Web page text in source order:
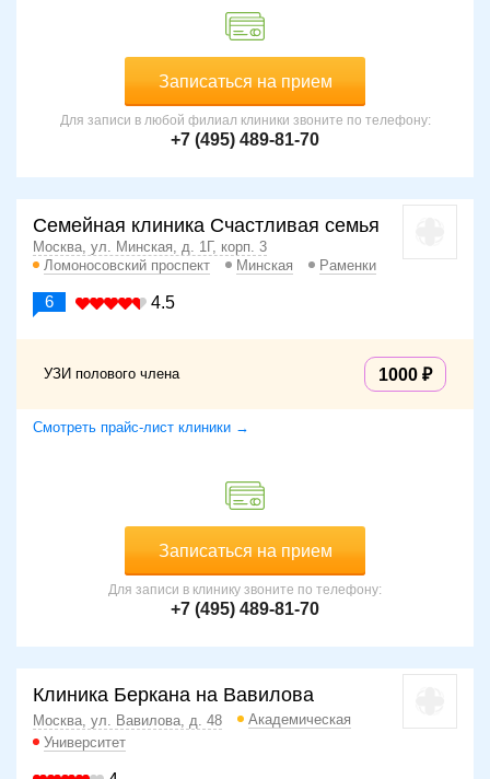
Записаться на прием
Для записи в любой филиал клиники звоните по телефону:
+7 (495) 489-81-70
Семейная клиника Счастливая семья
Москва, ул. Минская, д. 1Г, корп. 3
Ломоносовский проспект
Минская Раменки
6 4.5
УЗИ полового члена 1000
Смотреть прайс-лист клиники →
Записаться на прием
Для записи в клинику звоните по телефону:
+7 (495) 489-81-70
Клиника Беркана на Вавилова
Москва, ул. Вавилова, д. 48
Академическая
Университет